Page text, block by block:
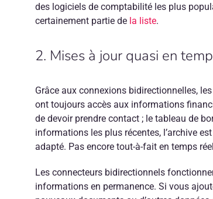
des logiciels de comptabilité les plus
certainement partie de la liste.
2. Mises à jour quasi en
Grâce aux connexions bidirectionnelles,
ont toujours accès aux informations
de devoir prendre contact ; le tableau de
informations les plus récentes, l’archive
adapté. Pas encore tout-à-fait en temps
Les connecteurs bidirectionnels
informations en permanence. Si vous